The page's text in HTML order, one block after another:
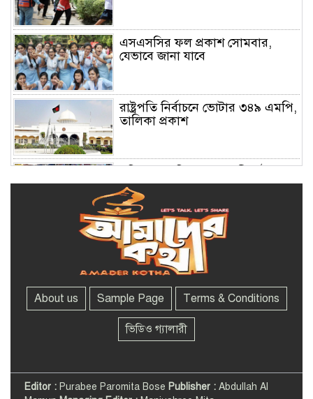
এসএসসির ফল প্রকাশ সোমবার,
যেভাবে জানা যাবে
রাষ্ট্রপতি নির্বাচনে ভোটার ৩৪৯ এমপি,
তালিকা প্রকাশ
পদযাত্রা আটকে দিলো পুলিশ
দেশের ২৩তম রাষ্ট্রপতি নির্বাচন ২০
আগস্ট : ইসি
সাকিবের বাড়িতে পেট্রোল বোমা
নিক্ষেপের অভিযোগ
বিপ্লবের গান’ অনুষ্ঠানে মানুষের ঢল
About us Sample Page Terms & Conditions
ভিডিও গ্যালারী
Editor : Purabee Paromita Bose Publisher : Abdullah Al